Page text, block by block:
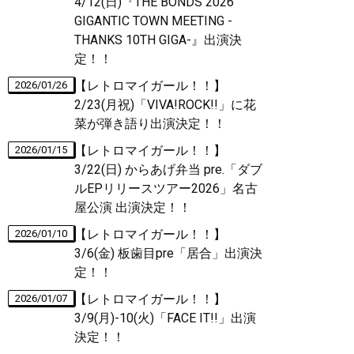
GIGANTIC TOWN MEETING -
THANKS 10TH GIGA-』出演決
定！！
2026/01/26
【レトロマイガール！！】
2/23(月祝)「VIVA!ROCK!!」に花
菜が弾き語り出演決定！！
2026/01/15
【レトロマイガール！！】
3/22(日) からあげ弁当 pre.「ダブ
ルEPリリースツアー2026」名古
屋公演 出演決定！！
2026/01/10
【レトロマイガール！！】
3/6(金) 板歯目pre「居合」出演決
定！！
2026/01/07
【レトロマイガール！！】
3/9(月)-10(火)「FACE IT!!」出演
決定！！